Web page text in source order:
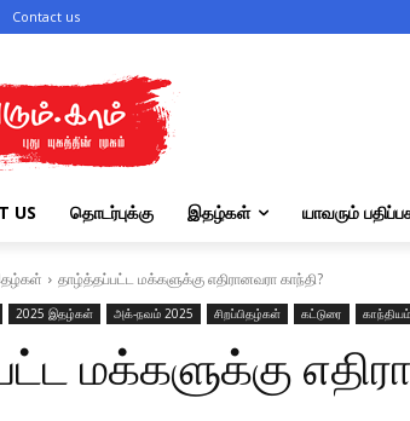
Contact us
US தொடர்புக்கு இதழ்கள் யாவரும்
தாழ்த்தப்பட்ட மக்களுக்கு எதிரானவரா காந்தி?
2025 இதழ்கள் அக்-நவம் 2025 சிறப்பிதழ்கள் கட்டுரை காந்தியம்
மக்களுக்கு